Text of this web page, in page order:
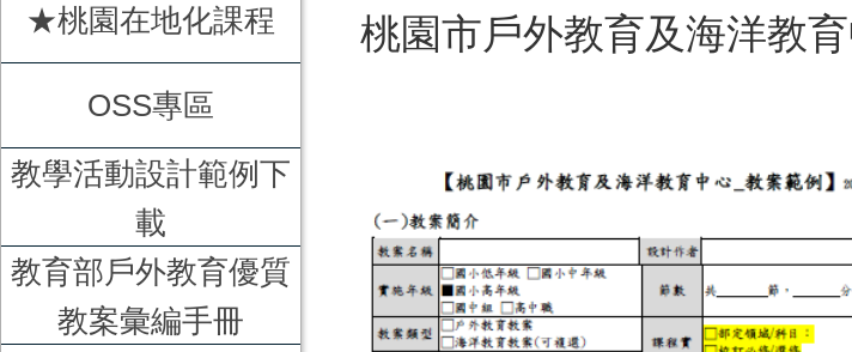
★桃園在地化課程
OSS專區
教學活動設計範例下
載
教育部戶外教育優質
教案彙編手冊
桃園市戶外教育及海洋教